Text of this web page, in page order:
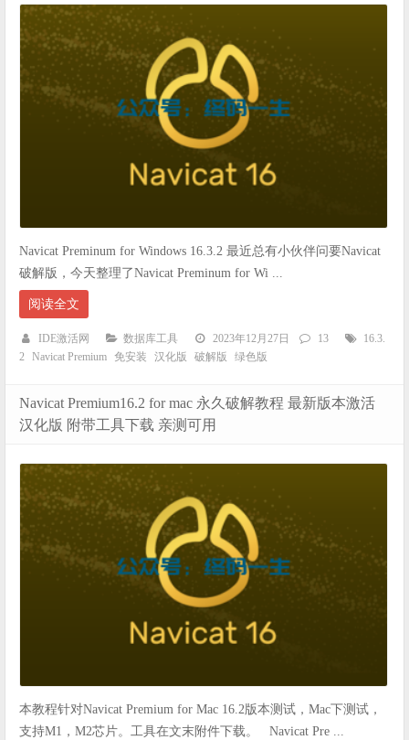
Navicat Preminum for Windows 16.3.2 最近总有小伙伴问要Navicat
破解版，今天整理了Navicat Preminum for Wi ...
阅读全文
IDE激活网 数据库工具 2023年12月27日 13
16.3.
2
Navicat Premium 免安装 汉化版 破解版 绿色版
Navicat Premium16.2 for mac 永久破解教程 最新版本激活
汉化版 附带工具下载 亲测可用
本教程针对Navicat Premium for Mac 16.2版本测试，Mac下测试，
支持M1，M2芯片。工具在文末附件下载。 Navicat Pre ...